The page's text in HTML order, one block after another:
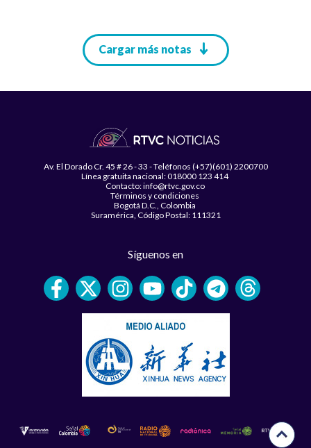
Cargar más notas
Av. El Dorado Cr. 45 # 26 - 33 - Teléfonos (+57)(601) 2200700
Línea gratuita nacional: 018000 123 414
Contacto: info@rtvc.gov.co
Términos y condiciones
Bogotá D.C., Colombia
Suramérica, Código Postal: 111321
Síguenos en